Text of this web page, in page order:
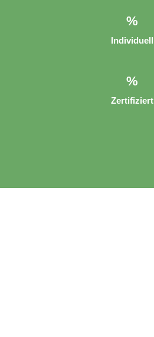
%
Individuell
%
Zertifiziert